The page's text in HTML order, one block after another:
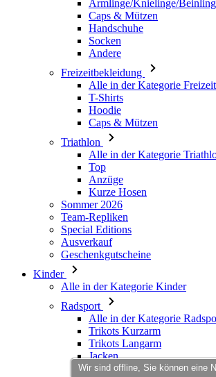
Freizeitbekleidung
Alle in der Kategorie
T-Shirts
Hoodie
Caps & Mützen
Triathlon
Alle in der Kategorie
Top
Anzüge
Kurze Hosen
Sommer 2026
Team-Repliken
Special Editions
Ausverkauf
Geschenkgutscheine
Kinder
Alle in der Kategorie Kinder
Radsport
Alle in der Kategorie
Trikots Langarm
Jacken
Kurze Hosen
Lange Hosen
Armlinge/Knielinge/Beinlinge
Handschuhe
Sommer 2026
Team-Repliken
Wir sind offline, Sie können eine